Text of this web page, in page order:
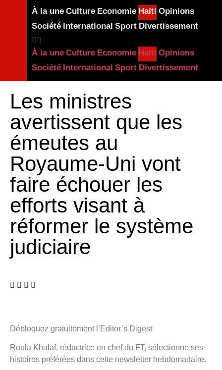
À la une Culture Economie Haiti Opinions
Société International Sport Divertissement
À la une Culture Economie Haiti Opinions
Société International Sport Divertissement
Les ministres
avertissent que les
émeutes au
Royaume-Uni vont
faire échouer les
efforts visant à
réformer le système
judiciaire
Débloquez gratuitement l’Editor’s Digest
Roula Khalaf, rédactrice en chef du FT, sélectionne ses
histoires préférées dans cette newsletter hebdomadaire.